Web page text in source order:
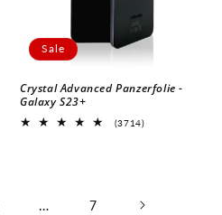
Sale
Crystal Advanced Panzerfolie -
Galaxy S23+
(3714)3714
7